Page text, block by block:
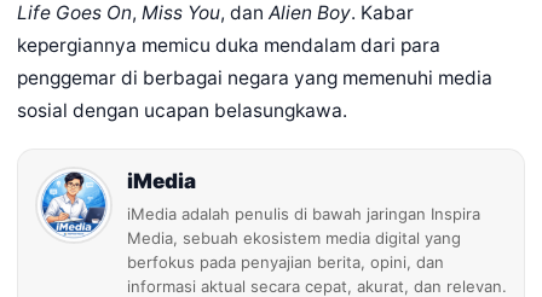
Life Goes On, Miss You, dan Alien Boy. Kabar
kepergiannya memicu duka mendalam dari para
penggemar di berbagai negara yang memenuhi media
sosial dengan ucapan belasungkawa.
iMedia
iMedia adalah penulis di bawah jaringan Inspira
Media, sebuah ekosistem media digital yang
berfokus pada penyajian berita, opini, dan
informasi aktual secara cepat, akurat, dan relevan.